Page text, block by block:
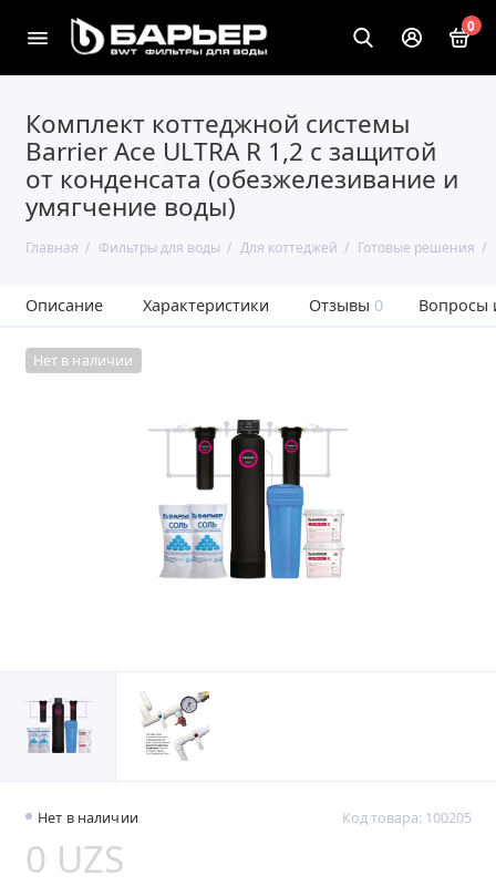
0
Комплект коттеджной системы
Barrier Ace ULTRA R 1,2 с защитой
от конденсата (обезжелезивание и
умягчение воды)
Главная Фильтры для воды Для коттеджей Готовые решения
Описание Характеристики Отзывы 0 Вопросы
Нет в наличии
Нет в наличии Код товара: 100205
0 UZS